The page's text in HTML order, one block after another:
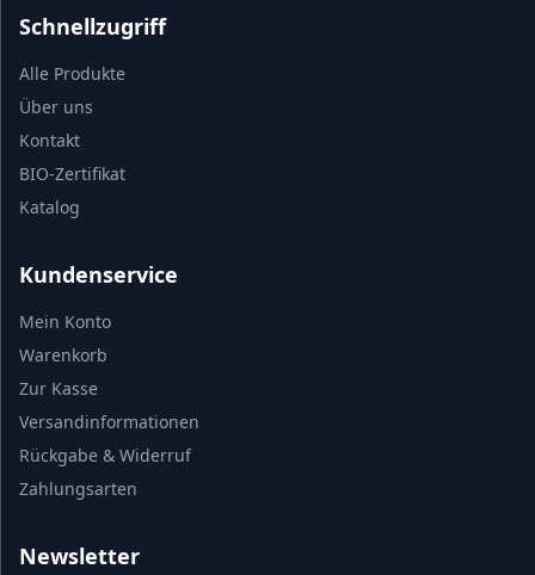
Schnellzugriff
Alle Produkte
Über uns
Kontakt
BIO-Zertifikat
Katalog
Kundenservice
Mein Konto
Warenkorb
Zur Kasse
Versandinformationen
Rückgabe & Widerruf
Zahlungsarten
Newsletter